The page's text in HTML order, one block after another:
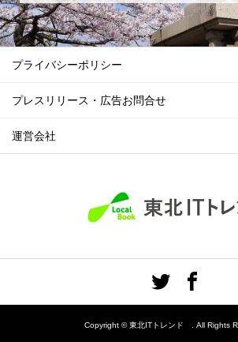
プライバシーポリシー
プレスリリース・広告お問合せ
運営会社
Copyright ©東北ITトレンド . All Rights